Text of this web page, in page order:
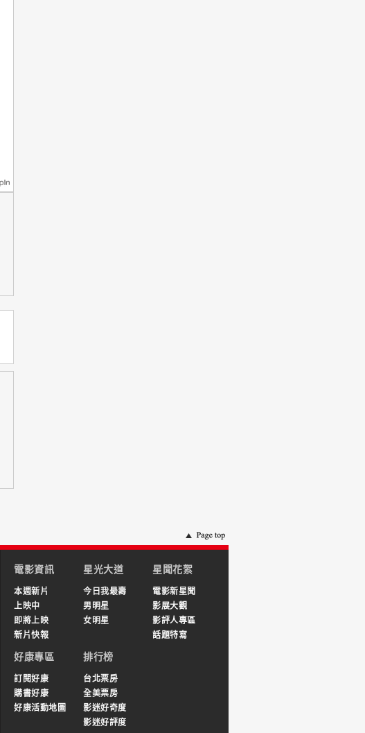
電影資訊
本週新片
上映中
即將上映
新片快報
星光大道
今日我最壽
男明星
女明星
星聞花絮
電影新星聞
影展大觀
影評人專區
話題特寫
好康專區
訂閱好康
購書好康
好康活動地圖
排行榜
台北票房
全美票房
影迷好奇度
影迷好評度